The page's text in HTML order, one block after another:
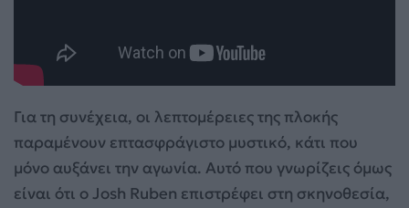
Για τη συνέχεια, οι λεπτομέρειες της πλοκής
παραμένουν επτασφράγιστο μυστικό, κάτι που
μόνο αυξάνει την αγωνία. Αυτό που γνωρίζεις όμως
είναι ότι ο Josh Ruben επιστρέφει στη σκηνοθεσία,